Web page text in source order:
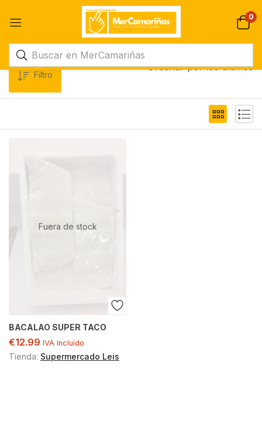
0
Filtro
Ordenar por los últimos
Fuera de stock
BACALAO SUPER TACO
€12.99 IVA Incluído
Tienda: Supermercado Leis